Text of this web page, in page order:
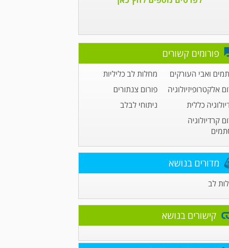
פורומים קשורים
ואבי העורקים
מחלות לב כליליות
אלקטרופיזיולוגיה
פורום צנתורים
כללית
ניתוחי לבלב
קרדיולוגיה
מדורים בנושא
לב
קישורים בנושא